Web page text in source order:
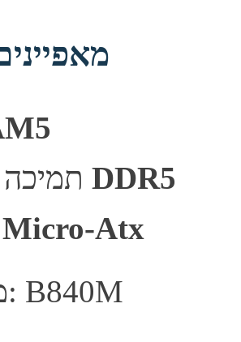
DDR5
Micro-Atx
מק"ט יצרן: B840M